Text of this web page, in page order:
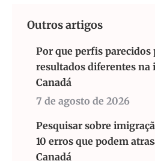
Outros artigos
Por que perfis parecidos
resultados diferentes na
Canadá
7 de agosto de 2026
Pesquisar sobre
10 erros que podem
Canadá